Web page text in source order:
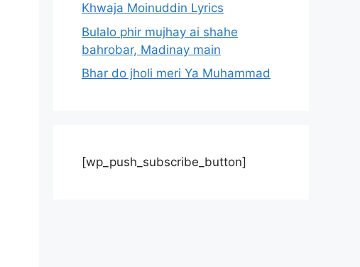
Khwaja Moinuddin Lyrics
Bulalo phir mujhay ai shahe
bahrobar, Madinay main
Bhar do jholi meri Ya Muhammad
[wp_push_subscribe_button]